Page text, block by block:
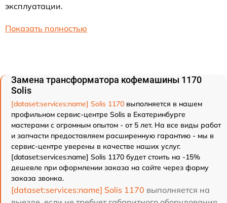
эксплуатации.
Показать полностью
Замена трансформатора кофемашины 1170
Solis
[dataset:services:name] Solis 1170 выполняется в нашем
профильном сервис-центре Solis в Екатеринбурге
мастерами с огромным опытом - от 5 лет. На все виды работ
и запчасти предоставляем расширенную гарантию - мы в
сервис-центре уверены в качестве наших услуг.
[dataset:services:name] Solis 1170 будет стоить на -15%
дешевле при оформлении заказа на сайте через форму
заказа звонка.
[dataset:services:name] Solis 1170 выполняется на